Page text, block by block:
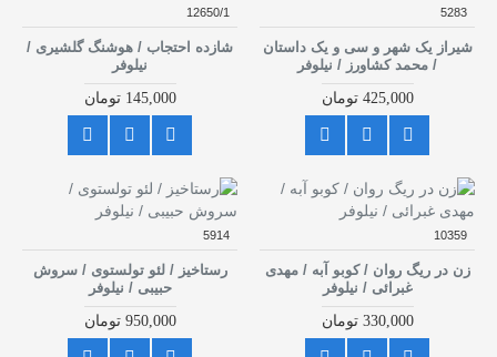
5283
شیراز یک شهر و سی و یک داستان
/ محمد کشاورز / نیلوفر
425,000 تومان
12650/1
شازده احتجاب / هوشنگ گلشیری /
نیلوفر
145,000 تومان
10359
زن در ریگ روان / کوبو آبه / مهدی
غبرائی / نیلوفر
330,000 تومان
5914
رستاخیز / لئو تولستوی / سروش
حبیبی / نیلوفر
950,000 تومان